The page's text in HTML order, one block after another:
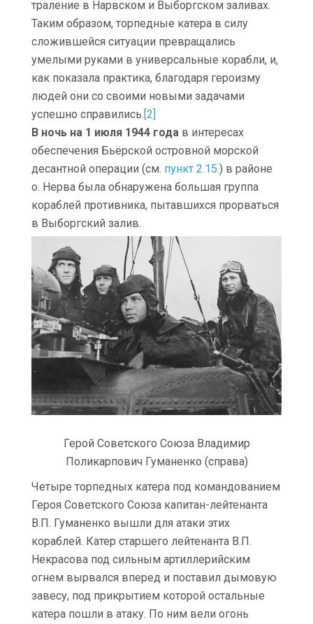
траление в Нарвском и Выборгском заливах.
Таким образом, торпедные катера в силу
сложившейся ситуации превращались
умелыми руками в универсальные корабли, и,
как показала практика, благодаря героизму
людей они со своими новыми задачами
успешно справились.[2]
В ночь на 1 июля 1944 года в интересах
обеспечения Бьёрской островной морской
десантной операции (см. пункт 2.15.) в районе
о. Нерва была обнаружена большая группа
кораблей противника, пытавшихся прорваться
в Выборгский залив.
Герой Советского Союза Владимир
Поликарпович Гуманенко (справа)
Четыре торпедных катера под командованием
Героя Советского Союза капитан-лейтенанта
В.П. Гуманенко вышли для атаки этих
кораблей. Катер старшего лейтенанта В.П.
Некрасова под сильным артиллерийским
огнем вырвался вперед и поставил дымовую
завесу, под прикрытием которой остальные
катера пошли в атаку. По ним вели огонь